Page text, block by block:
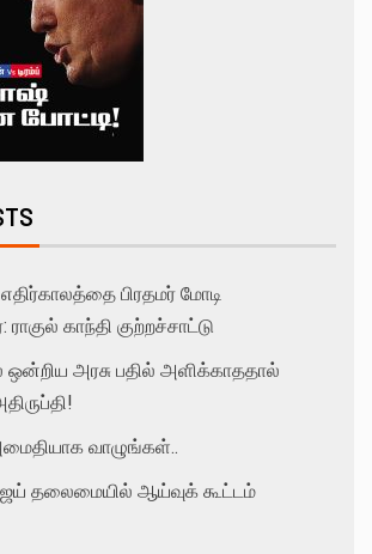
பிரதமர் மோடி
ராகுல் காந்தி குற்றச்சாட்டு
ஒன்றிய அரசு பதில் அளிக்காததால்
வாழுங்கள்..
தலைமையில் ஆய்வுக் கூட்டம்